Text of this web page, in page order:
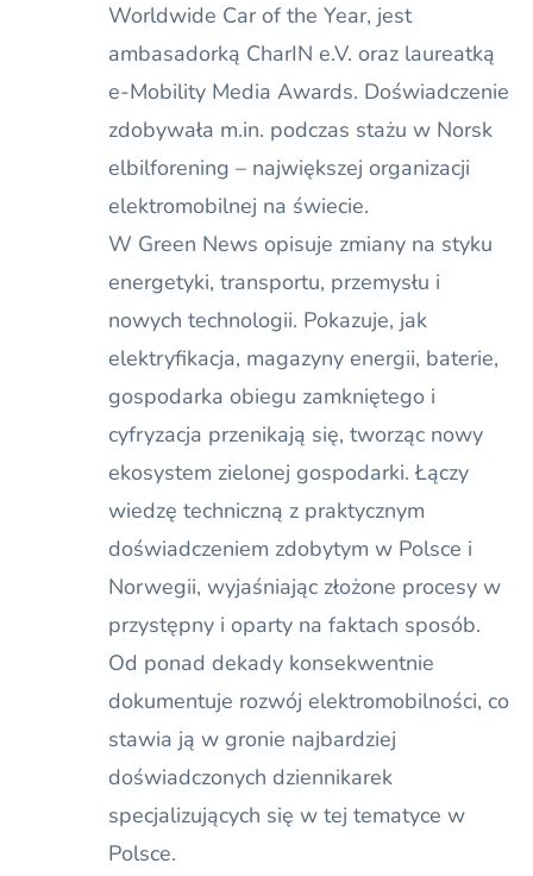
Worldwide Car of the Year, jest
ambasadorką CharIN e.V. oraz laureatką
e-Mobility Media Awards. Doświadczenie
zdobywała m.in. podczas stażu w Norsk
elbilforening – największej organizacji
elektromobilnej na świecie.
W Green News opisuje zmiany na styku
energetyki, transportu, przemysłu i
nowych technologii. Pokazuje, jak
elektryfikacja, magazyny energii, baterie,
gospodarka obiegu zamkniętego i
cyfryzacja przenikają się, tworząc nowy
ekosystem zielonej gospodarki. Łączy
wiedzę techniczną z praktycznym
doświadczeniem zdobytym w Polsce i
Norwegii, wyjaśniając złożone procesy w
przystępny i oparty na faktach sposób.
Od ponad dekady konsekwentnie
dokumentuje rozwój elektromobilności, co
stawia ją w gronie najbardziej
doświadczonych dziennikarek
specjalizujących się w tej tematyce w
Polsce.